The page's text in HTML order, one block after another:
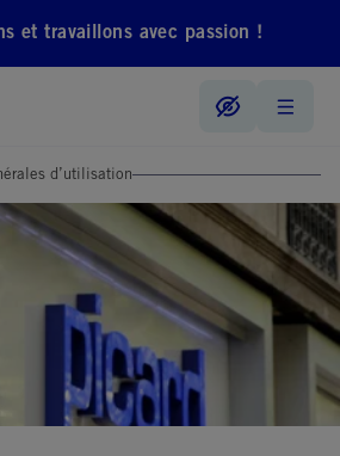
et travaillons avec passion !
d’utilisation